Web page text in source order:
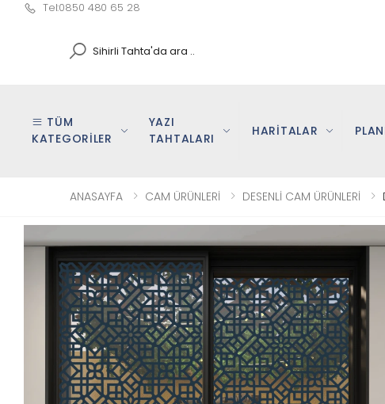
Tel:0850 480 65 28
TÜM
KATEGORİLER
YAZI
TAHTALARI
HARİTALAR
ANASAYFA CAM ÜRÜNLERİ DESENLİ CAM ÜRÜNLERİ